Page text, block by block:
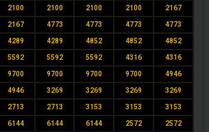
2100 2100 2100 2100 2167
2167 4773 4773 4773 4773
4289 4289 4852 4852 4852
5592 5592 5592 4316 4316
9700 9700 9700 9700 4946
4946 3269 3269 3269 3269
2713 2713 3153 3153 3153
6144 6144 6144 2572 2572